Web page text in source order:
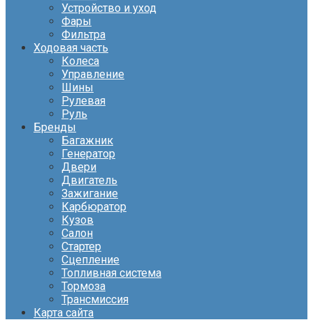
Устройство и уход
Фары
Фильтра
Ходовая часть
Колеса
Управление
Шины
Рулевая
Руль
Бренды
Багажник
Генератор
Двери
Двигатель
Зажигание
Карбюратор
Кузов
Салон
Стартер
Сцепление
Топливная система
Тормоза
Трансмиссия
Карта сайта